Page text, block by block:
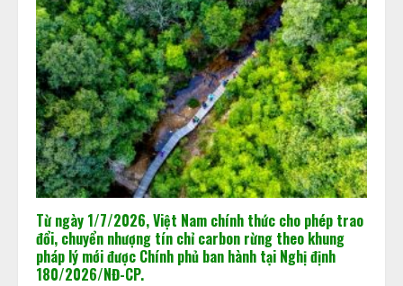
Từ ngày 1/7/2026, Việt Nam chính thức cho phép trao
đổi, chuyển nhượng tín chỉ carbon rừng theo khung
pháp lý mới được Chính phủ ban hành tại Nghị định
180/2026/NĐ-CP.
2
Khi dấu chân carbon quyết định
doanh nghiệp đi hay ở lại thị trường
02/06/2026